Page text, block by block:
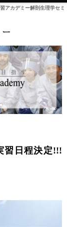
アカデミー解剖生理学セミ
習日程決定!!!